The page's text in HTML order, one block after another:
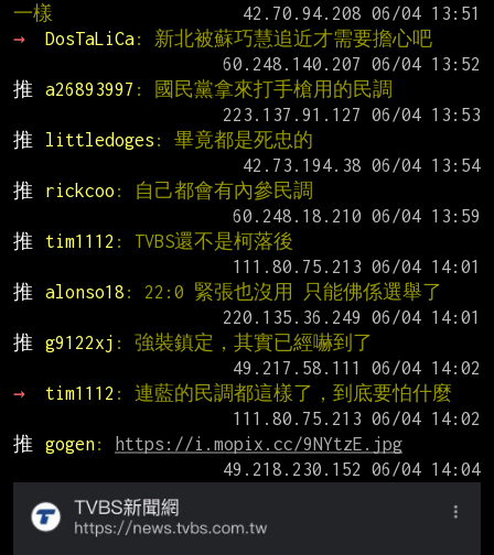
一樣
→
DosTaLiCa: 新北被蘇巧慧追近才需要擔心吧
推
a26893997 : 國民黨拿來打手槍用的民調
推
littledoges : 畢竟都是死忠的
推
rickcoo : 自己都會有內參民調
推
tim1112 : TVBS還不是柯落後
推
alonso18 : 22:0 緊張也沒用 只能佛係選舉了
推
g9122xj : 強裝鎮定，其實已經嚇到了
→
tim1112 : 連藍的民調都這樣了，到底要怕什麼
推
gogen:
https://i.mopix.cc/9NYtzE.jpg